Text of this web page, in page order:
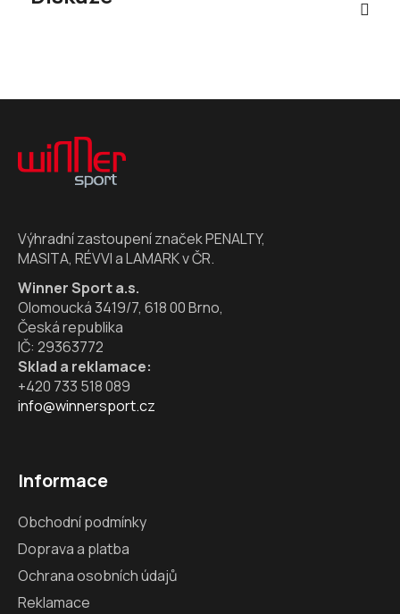
Z
Výhradní zastoupení značek PENALTY,
MASITA, RÉVVI a LAMARK v ČR.
Winner Sport a.s.
Olomoucká 3419/7, 618 00 Brno,
Česká republika
IČ: 29363772
Sklad a reklamace:
+420 733 518 089
info@winnersport.cz
Informace
Obchodní podmínky
Doprava a platba
Ochrana osobních údajů
Reklamace